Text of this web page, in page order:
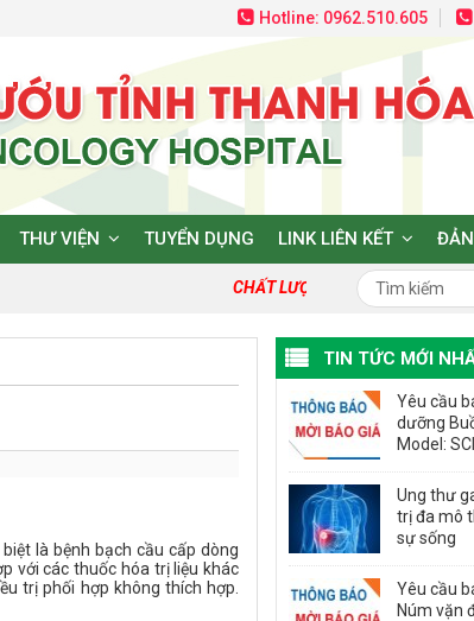
Hotline: 0962.510.605
THƯ VIỆN TUYỂN DỤNG LINK LIÊN KẾT
CHẤT LƯỢNG TẠO DỰNG NIỀM
là bệnh bạch cầu cấp dòng
với các thuốc hóa trị liệu khác
trị phối hợp không thích hợp.
TIN TỨC MỚI
Yêu cầu
dưỡng
Model:
Ung thư
trị đa mô
sự sống
Yêu cầu
Núm vặn